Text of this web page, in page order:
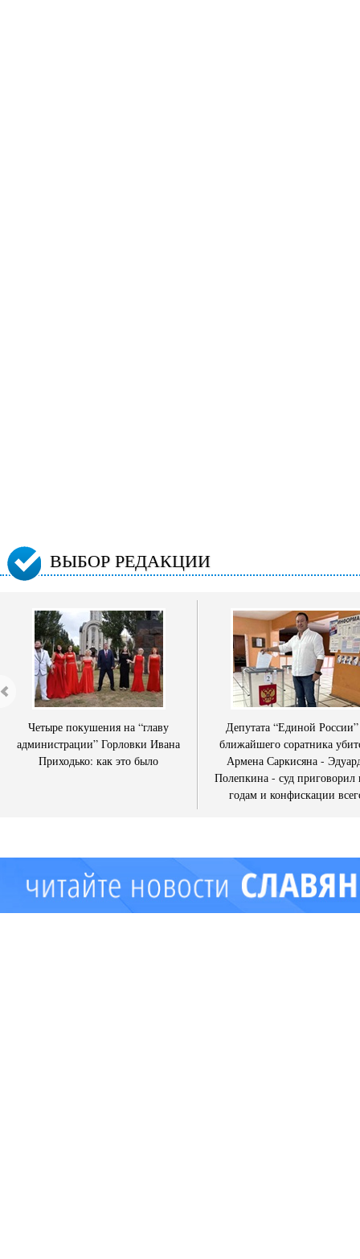
ВЫБОР РЕДАКЦИИ
Четыре покушения на “главу
администрации” Горловки Ивана
Приходько: как это было
Депутата “Единой
ближайшего соратника
Армена Саркисяна -
Полепкина - суд приговорил
годам и конфискации